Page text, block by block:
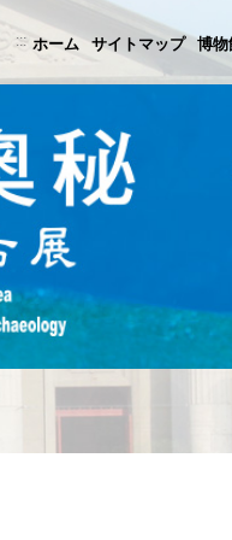
::: ホーム サイトマップ 博物